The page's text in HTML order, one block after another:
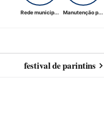
Rede municip... Manutenção p...
festival de parintins